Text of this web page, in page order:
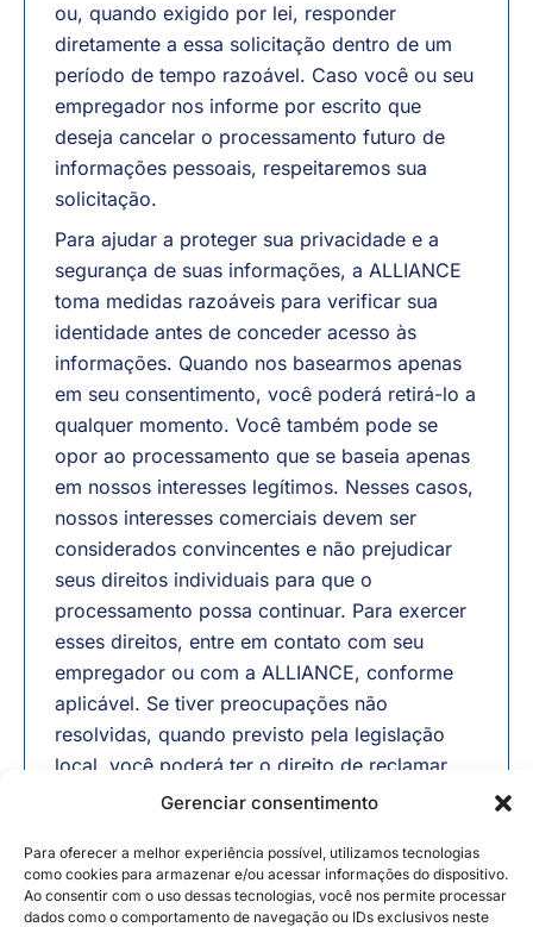
Gerenciar consentimento
Para oferecer a melhor experiência possível, utilizamos tecnologias
como cookies para armazenar e/ou acessar informações do dispositivo.
Ao consentir com o uso dessas tecnologias, você nos permite processar
dados como o comportamento de navegação ou IDs exclusivos neste
ou, quando exigido por lei, responder
diretamente a essa solicitação dentro de um
período de tempo razoável. Caso você ou seu
empregador nos informe por escrito que
deseja cancelar o processamento futuro de
informações pessoais, respeitaremos sua
solicitação.
Para ajudar a proteger sua privacidade e a
segurança de suas informações, a ALLIANCE
toma medidas razoáveis para verificar sua
identidade antes de conceder acesso às
informações. Quando nos basearmos apenas
em seu consentimento, você poderá retirá-lo a
qualquer momento. Você também pode se
opor ao processamento que se baseia apenas
em nossos interesses legítimos. Nesses casos,
nossos interesses comerciais devem ser
considerados convincentes e não prejudicar
seus direitos individuais para que o
processamento possa continuar. Para exercer
esses direitos, entre em contato com seu
empregador ou com a ALLIANCE, conforme
aplicável. Se tiver preocupações não
resolvidas, quando previsto pela legislação
local, você poderá ter o direito de reclamar
junto a uma autoridade de proteção de dados
acredita ter havido uma violação das leis de
proteção de dados.